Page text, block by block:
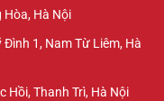
Hòa, Hà Nội
Đình 1, Nam Từ Liêm, Hà
Hồi, Thanh Trì, Hà Nội